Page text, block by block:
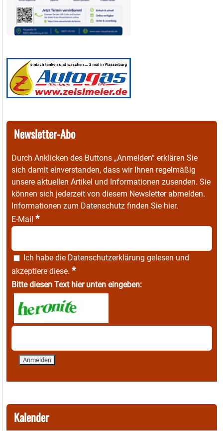
Newsletter-Abo
Durch Anklicken des Buttons „Anmelden“ erklären Sie
sich damit einverstanden, dass wir Ihnen regelmäßig
unsere aktuellen Artikel und Informationen zusenden. Sie
können sich jederzeit von diesem Newsletter abmelden.
Informationen zum Datenschutz finden Sie hier.
E-Mail *
Ich habe die Datenschutzerklärung gelesen und
akzeptiere diese. *
Bitte diesen Text hier unten eingeben:
Kalender